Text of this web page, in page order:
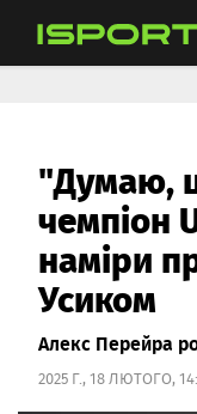
"Думаю,
чемпіон
наміри
Усиком
Алекс Перейра
2025 Г., 18 ЛЮТОГО,